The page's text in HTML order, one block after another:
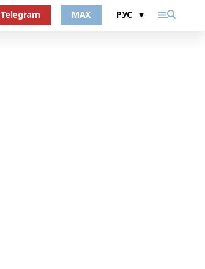
Telegram MAX